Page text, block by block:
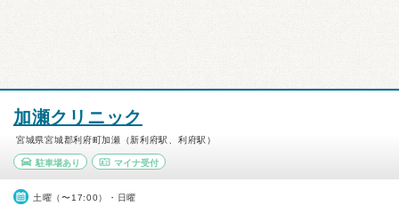
加瀬クリニック
宮城県宮城郡利府町加瀬（新利府駅、利府駅）
駐車場あり マイナ受付
土曜（〜17:00）・日曜